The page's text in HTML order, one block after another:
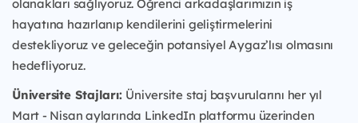
olanakları sağlıyoruz. Öğrenci arkadaşlarımızın iş
hayatına hazırlanıp kendilerini geliştirmelerini
destekliyoruz ve geleceğin potansiyel Aygaz’lısı olmasını
hedefliyoruz.
Üniversite Stajları: Üniversite staj başvurularını her yıl
Mart - Nisan aylarında LinkedIn platformu üzerinden